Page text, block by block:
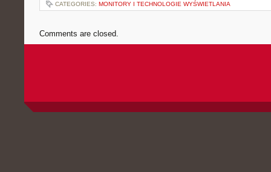
CATEGORIES: MONITORY I TECHNOLOGIE WYŚWIETLANIA
Comments are closed.